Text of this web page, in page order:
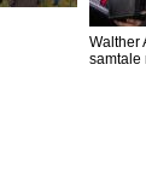
Walther
samtale